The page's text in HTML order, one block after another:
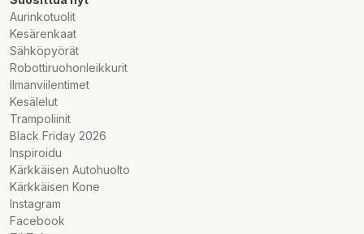
Aurinkotuolit
Kesärenkaat
Sähköpyörät
Robottiruohonleikkurit
Ilmanviilentimet
Kesälelut
Trampoliinit
Black Friday 2026
Inspiroidu
Kärkkäisen Autohuolto
Kärkkäisen Kone
Instagram
Facebook